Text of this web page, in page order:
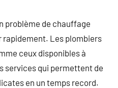
problème de chauffage
rapidement. Les plombiers
ceux disponibles à
services qui permettent de
en un temps record.